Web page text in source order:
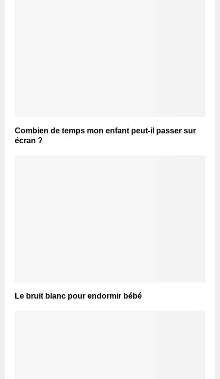
Combien de temps mon enfant peut-il passer sur
écran ?
Le bruit blanc pour endormir bébé